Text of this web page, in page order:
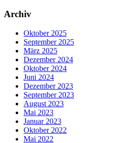
Archiv
Oktober 2025
September 2025
März 2025
Dezember 2024
Oktober 2024
Juni 2024
Dezember 2023
September 2023
August 2023
Mai 2023
Januar 2023
Oktober 2022
Mai 2022